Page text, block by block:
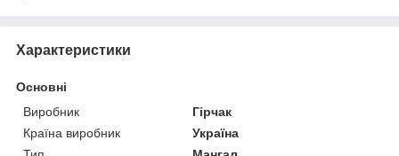
Характеристики
Основні
Виробник
Гірчак
Країна виробник
Україна